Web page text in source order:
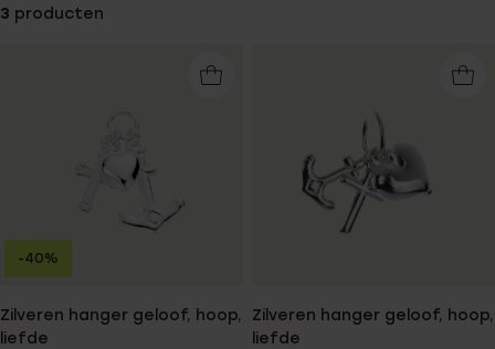
here:
3 producten
Zilveren hanger geloof, hoop,
liefde
-40%
Zilveren hanger geloof, hoop,
liefde